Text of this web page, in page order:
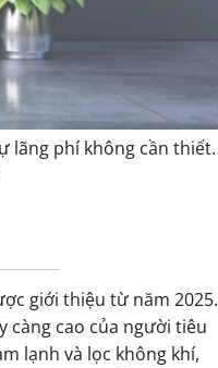
lãng phí không cần thiết.
giới thiệu từ năm 2025.
càng cao của người tiêu
lạnh và lọc không khí,